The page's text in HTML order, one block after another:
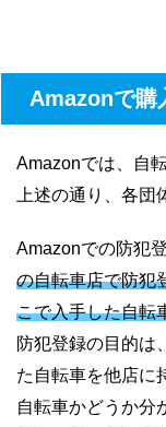
Amazonで購
Amazonでは、自
上述の通り、各団
Amazonでの防犯
の自転車店で防犯
こで入手した自転
防犯登録の目的は
た自転車を他店に
自転車かどうか分